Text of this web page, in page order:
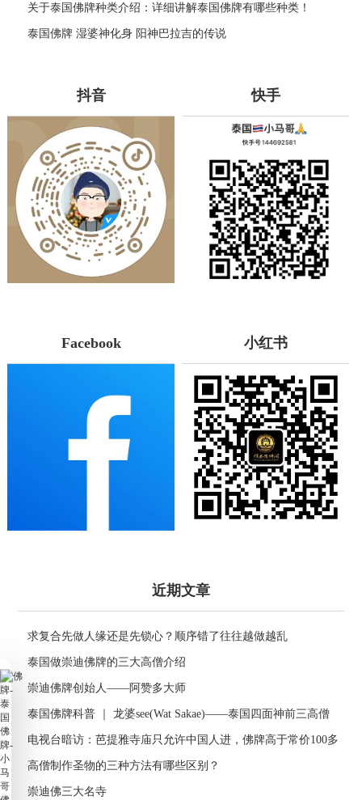
关于泰国佛牌种类介绍：详细讲解泰国佛牌有哪些种类！
泰国佛牌 湿婆神化身 阳神巴拉吉的传说
抖音 快手
Facebook 小红书
近期文章
求复合先做人缘还是先锁心？顺序错了往往越做越乱
泰国做崇迪佛牌的三大高僧介绍
崇迪佛牌创始人——阿赞多大师
泰国佛牌科普 ｜ 龙婆see(Wat Sakae)——泰国四面神前三高僧
电视台暗访：芭提雅寺庙只允许中国人进，佛牌高于常价100多
倍！
高僧制作圣物的三种方法有哪些区别？
崇迪佛三大名寺